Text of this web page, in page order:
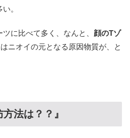
。
に比べて多く、なんと、 顔のTゾ
ニオイの元となる原因物質が、と
方法は？？』